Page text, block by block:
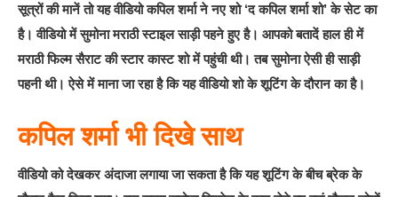
सूत्रों की मानें तो यह वीडियो कपिल शर्मा ने नए शो ‘द कपिल शर्मा शो’ के सेट का
है। वीडियो में सुमोना मराठी स्टाइल साड़ी पहने हुए है। आपको बतादें हाल ही में
मराठी फिल्म सैराट की स्टार कास्ट शो में पहुंची थी। तब सुमोना ऐसी ही साड़ी
पहनी थी। ऐसे में माना जा रहा है कि यह वीडियो शो के शूटिंग के दौरान का है।
कपिल शर्मा भी दिखे साथ
वीडियो को देखकर अंदाजा लगाया जा सकता है कि यह शूटिंग के बीच ब्रेक के